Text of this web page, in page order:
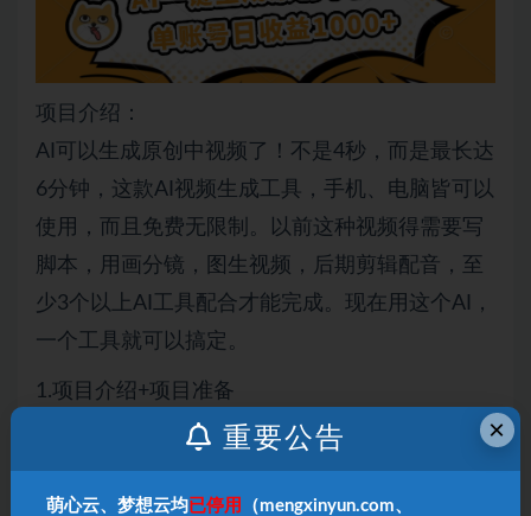
项目介绍：
AI可以生成原创中视频了！不是4秒，而是最长达
6分钟，这款AI视频生成工具，手机、电脑皆可以
使用，而且免费无限制。以前这种视频得需要写
脚本，用画分镜，图生视频，后期剪辑配音，至
少3个以上AI工具配合才能完成。现在用这个AI，
一个工具就可以搞定。
1.项目介绍+项目准备
2.项目实操+变现方式
本站声明：
×
重要公告
萌心云、梦想云均 已停用
（mengxinyun.com、